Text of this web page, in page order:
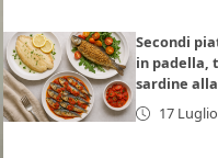
Secondi
in padella,
sardine
17